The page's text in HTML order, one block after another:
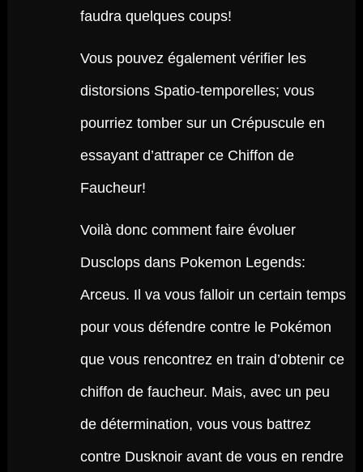
faudra quelques coups!
Vous pouvez également vérifier les
distorsions Spatio-temporelles; vous
pourriez tomber sur un Crépuscule en
essayant d’attraper ce Chiffon de
Faucheur!
Voilà donc comment faire évoluer
Dusclops dans Pokemon Legends:
Arceus. Il va vous falloir un certain temps
pour vous défendre contre le Pokémon
que vous rencontrez en train d’obtenir ce
chiffon de faucheur. Mais, avec un peu
de détermination, vous vous battrez
contre Dusknoir avant de vous en rendre